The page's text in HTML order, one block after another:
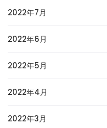
2022年7月
2022年6月
2022年5月
2022年4月
2022年3月